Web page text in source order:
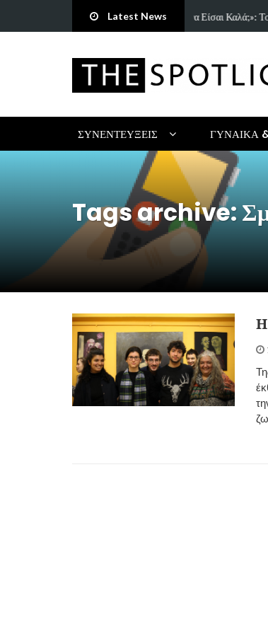
Latest News
Πανανάκη που σπάει τη… 5 Ιδέες & Βιβλία
ΣΥΝΕΝΤΕΎΞΕΙΣ ΓΥΝΑΊΚΑ
Tags archive:
Η